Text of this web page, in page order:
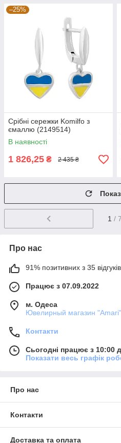
–25%
Срібні сережки Komilfo з
ємаллю (2149514)
В наявності
1 826,25 ₴ 2 435 ₴
1 / 7
Про нас
91% позитивних з 35
Працює з 07.09.2022
м. Одеса
Ювелирный магазин
Контакти
Сьогодні працює з 10:00
Показати весь графік
Про нас
Контакти
Доставка та оплата